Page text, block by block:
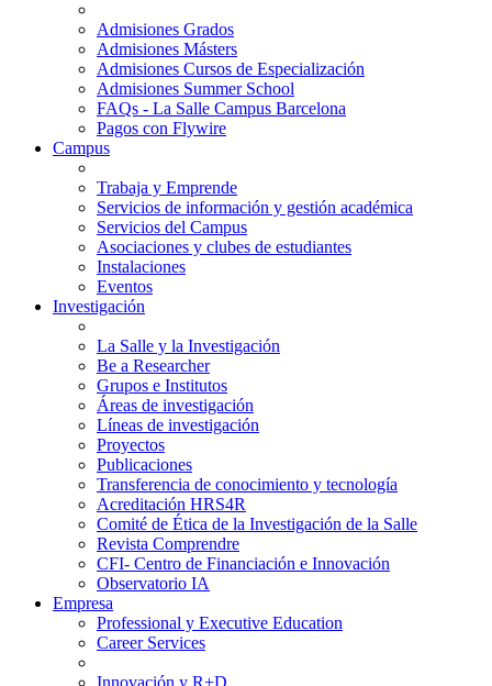
Admisiones Grados
Admisiones Másters
Admisiones Cursos de Especialización
Admisiones Summer School
FAQs - La Salle Campus Barcelona
Pagos con Flywire
Campus
Trabaja y Emprende
Servicios de información y gestión académica
Servicios del Campus
Asociaciones y clubes de estudiantes
Instalaciones
Eventos
Investigación
La Salle y la Investigación
Be a Researcher
Grupos e Institutos
Áreas de investigación
Líneas de investigación
Proyectos
Publicaciones
Transferencia de conocimiento y tecnología
Acreditación HRS4R
Comité de Ética de la Investigación de la Salle
Revista Comprendre
CFI- Centro de Financiación e Innovación
Observatorio IA
Empresa
Professional y Executive Education
Career Services
Innovación y R+D